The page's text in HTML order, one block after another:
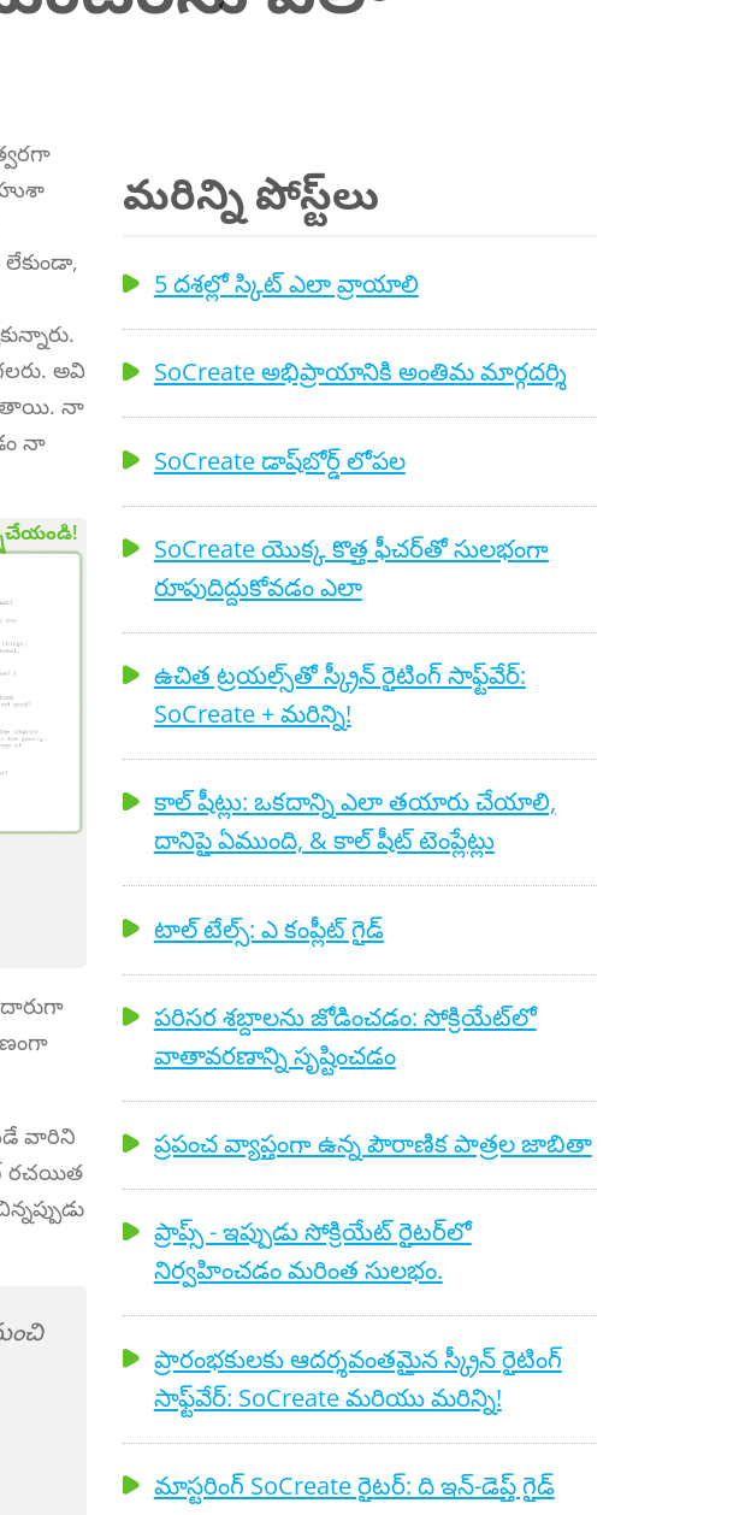
అవి
నా
నా
చేయండి!
వారిని
రచయిత
మరిన్ని పోస్ట్‌లు
5 దశల్లో స్కిట్ ఎలా వ్రాయాలి
SoCreate అభిప్రాయానికి అంతిమ మార్గదర్శి
SoCreate డాష్‌బోర్డ్ లోపల
SoCreate యొక్క కొత్త ఫీచర్‌తో సులభంగా
రూపుదిద్దుకోవడం ఎలా
ఉచిత ట్రయల్స్‌తో స్క్రీన్ రైటింగ్ సాఫ్ట్‌వేర్:
SoCreate + మరిన్ని!
కాల్ షీట్లు: ఒకదాన్ని ఎలా తయారు చేయాలి,
దానిపై ఏముంది, & కాల్ షీట్ టెంప్లేట్లు
టాల్ టేల్స్: ఎ కంప్లీట్ గైడ్
పరిసర శబ్దాలను జోడించడం: సోక్రియేట్‌లో
వాతావరణాన్ని సృష్టించడం
ప్రపంచ వ్యాప్తంగా ఉన్న పౌరాణిక పాత్రల జాబితా
ప్రాప్స్ - ఇప్పుడు సోక్రియేట్ రైటర్‌లో
నిర్వహించడం మరింత సులభం.
ప్రారంభకులకు ఆదర్శవంతమైన స్క్రీన్ రైటింగ్
సాఫ్ట్‌వేర్: SoCreate మరియు మరిన్ని!
మాస్టరింగ్ SoCreate రైటర్: ది ఇన్-డెప్త్ గైడ్